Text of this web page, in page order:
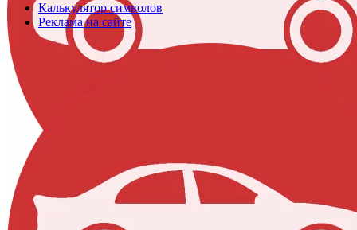
Калькулятор символов
Реклама на сайте